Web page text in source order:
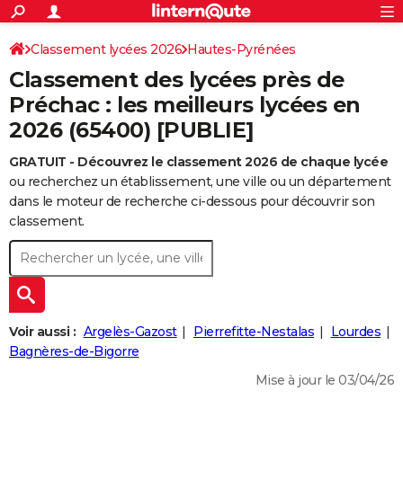
ACTUALITÉS
Politique
Société
Faits Divers
Education
Monde
Villes
+
SPORT
Coupe du monde 2026
Football
Tennis
Cyclisme
Rugby
Forum
CULTURE
Programme TV
TNT
Streaming
Cinéma
Sorties cinéma
Musique
+
FINANCE
Retraite
Impôts
Epargne
Immobilier
Risques naturels par ville
Banque
Assurance
Crédit
AUTO
Essais
Réserver un essai
Citadines
Berlines
SUV
Forum auto
+
HIGH-TECH
BRICOLAGE
Forum
Aménagement intérieur
Extérieur
Cuisine
Salle de bains
Jardinage
Rangement
+WEEK-END
Guides de France
Escapades
Patrimoine
Expositions
Musées
Week-end nature
+
LIFESTYLE
Art de vivre
Bien-être
Loisirs
Mode
Modes de vie
+SANTE
S'inscrire
Connexion
Classement lycées 2026 Hautes-Pyrénées
Classement des lycées près de
Préchac : les meilleurs lycées en
2026 (65400) [PUBLIE]
GRATUIT - Découvrez le classement 2026 de chaque lycée
ou recherchez un établissement, une ville ou un département
dans le moteur de recherche ci-dessous pour découvrir son
classement.
Voir aussi : Argelès-Gazost Pierrefitte-Nestalas
Lourdes
Bagnères-de-Bigorre
Mise à jour le 03/04/26